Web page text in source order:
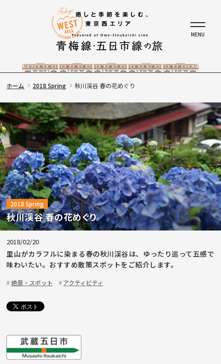
ホーム 2018 Spring 秋川渓谷 春の花めぐり
2018 Spring
秋川渓谷 春の花めぐり
2018/02/20
里山がカラフルに染まる春の秋川渓谷は、ゆったり巡って五感で
味わいたい。おすすめ散策スポットをご紹介します。
絶景・スポット アクティビティ